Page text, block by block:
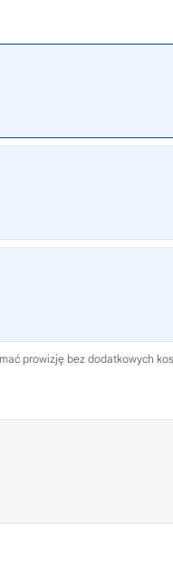
prowizję bez dodatkowych